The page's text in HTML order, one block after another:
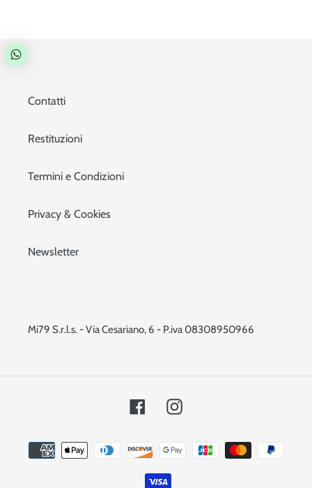
Contatti
Restituzioni
Termini e Condizioni
Privacy & Cookies
Newsletter
Mi79 S.r.l.s. - Via Cesariano, 6 - P.iva 08308950966
FacebookInstagram
Metodi
di
pagamento